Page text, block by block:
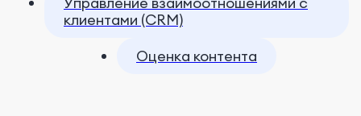
клиентами (CRM)
Оценка контента